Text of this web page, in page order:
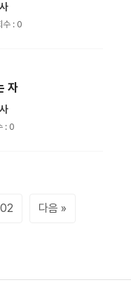
수 : 0
자
: 0
다음 »